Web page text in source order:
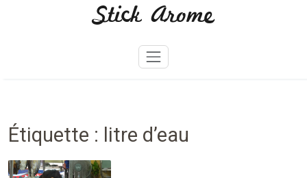
Stick Arome
Étiquette : litre d’eau